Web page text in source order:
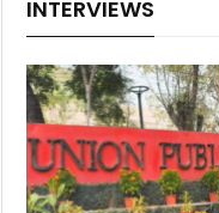
INTERVIEWS